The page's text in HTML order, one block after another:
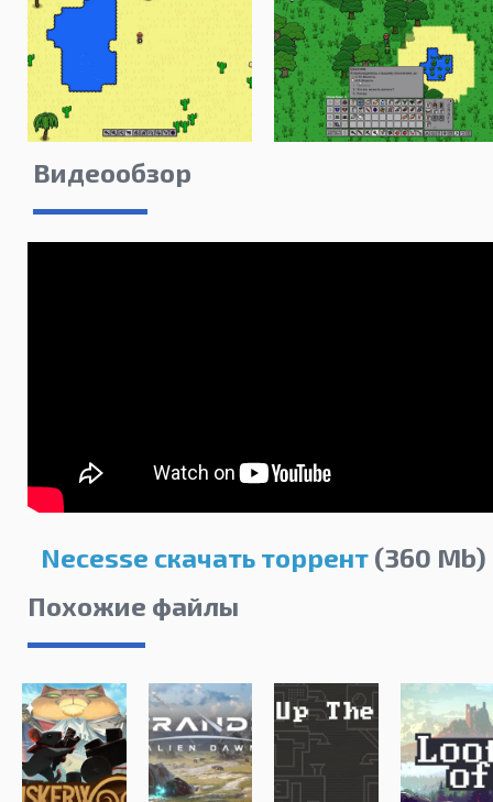
Видеообзор
Necesse скачать торрент(360 Mb)
Похожие файлы